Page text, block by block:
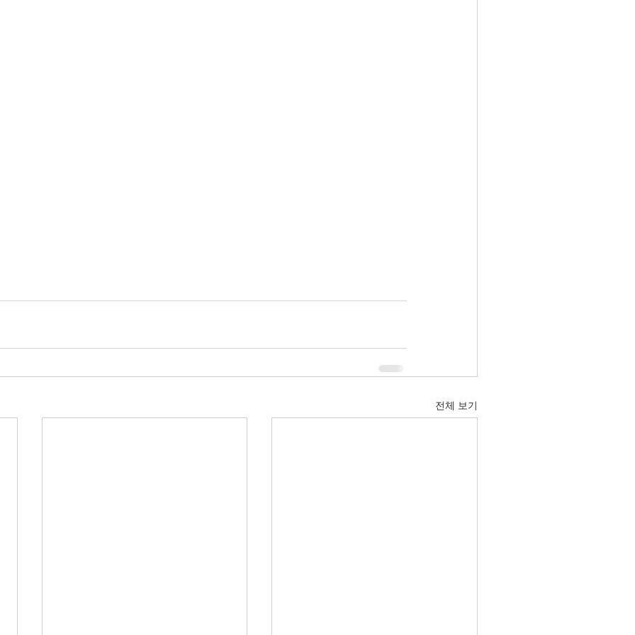
전체 보기